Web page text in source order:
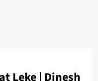
Leke | Dinesh